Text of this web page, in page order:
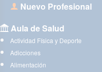
Nuevo Profesional
Aula de Salud
Actividad Física y Deporte
Adicciones
Alimentación